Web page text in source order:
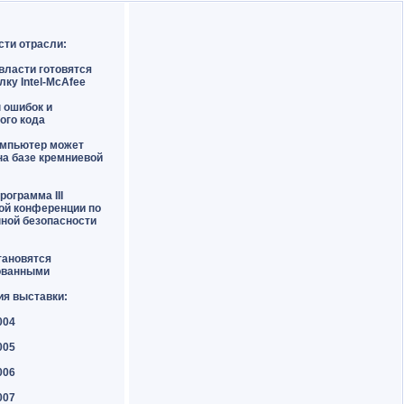
отрасли:
готовятся
Intel-McAfee
ошибок и
кода
может
базе кремниевой
III
конференции по
безопасности
выставки: